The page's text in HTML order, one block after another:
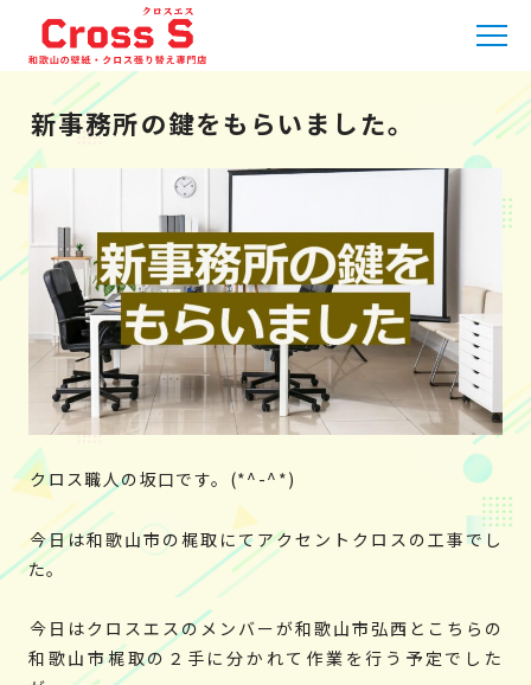
HOME»職人日記»新事務所の鍵をもらいました。
新事務所の鍵をもらいました。
クロス職人の坂口です。(*^-^*)
今日は和歌山市の梶取にてアクセントクロスの工事でし
た。
今日はクロスエスのメンバーが和歌山市弘西とこちらの
和歌山市梶取の２手に分かれて作業を行う予定でした